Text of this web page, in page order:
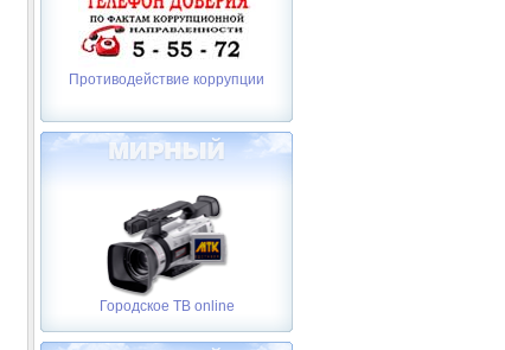
Противодействие коррупции
Городское ТВ online